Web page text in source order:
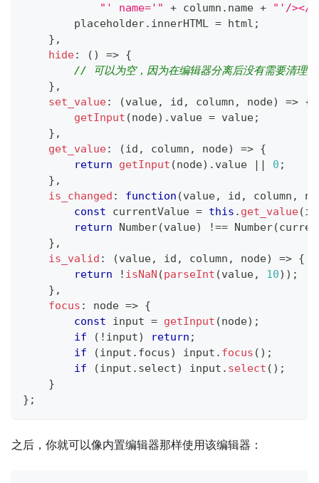
"' name='"
+ column . name +
"'/></
        placeholder
. innerHTML = html ;
} ,
hide: ( ) => {
// 可以为空，因为在编辑器分离后没有需要清理
} ,
set_value: (value, id , column , node) => {
getInput (node) . value = value;
} ,
get_value: (id , column , node) => {
return
getInput (node) . value || 0 ;
} ,
is_changed : function (value, id , column ,
const currentValue = this . get_value(id
return
Number(value) !== Number(
} ,
is_valid : (value, id , column , node) => {
return
! isNaN (parseInt (value, 10) ) ;
} ,
focus : node => {
const input = getInput (node) ;
if
( ! input) return ;
if
(input . focus) input . focus ( ) ;
if
(input . select) input . select ( ) ;
}
} ;
之后，你就可以像内置编辑器那样使用该编辑器：